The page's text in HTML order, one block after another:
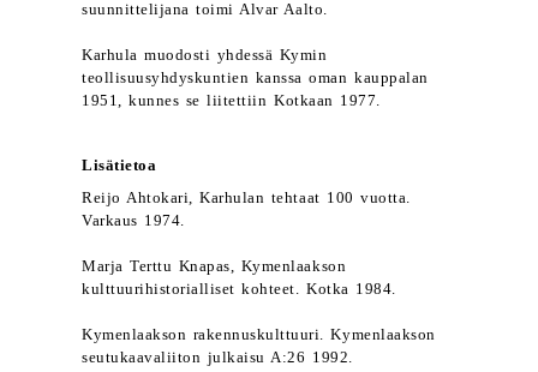
suunnittelijana toimi Alvar Aalto.
Karhula muodosti yhdessä Kymin
teollisuusyhdyskuntien kanssa oman kauppalan
1951, kunnes se liitettiin Kotkaan 1977.
Lisätietoa
Reijo Ahtokari, Karhulan tehtaat 100 vuotta.
Varkaus 1974.
Marja Terttu Knapas, Kymenlaakson
kulttuurihistorialliset kohteet. Kotka 1984.
Kymenlaakson rakennuskulttuuri. Kymenlaakson
seutukaavaliiton julkaisu A:26 1992.